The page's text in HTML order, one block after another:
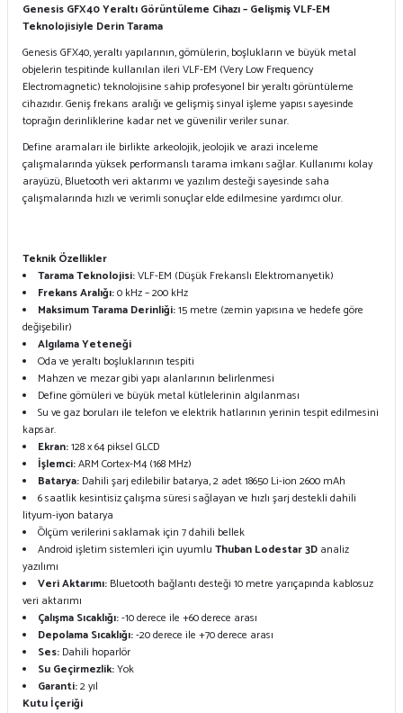
Genesis GFX40 Yeraltı Görüntüleme Cihazı – Gelişmiş VLF-EM
Teknolojisiyle Derin Tarama
Genesis GFX40, yeraltı yapılarının, gömülerin, boşlukların ve büyük metal
objelerin tespitinde kullanılan ileri VLF-EM (Very Low Frequency
Electromagnetic) teknolojisine sahip profesyonel bir yeraltı görüntüleme
cihazıdır. Geniş frekans aralığı ve gelişmiş sinyal işleme yapısı sayesinde
toprağın derinliklerine kadar net ve güvenilir veriler sunar.
Define aramaları ile birlikte arkeolojik, jeolojik ve arazi inceleme
çalışmalarında yüksek performanslı tarama imkanı sağlar. Kullanımı kolay
arayüzü, Bluetooth veri aktarımı ve yazılım desteği sayesinde saha
çalışmalarında hızlı ve verimli sonuçlar elde edilmesine yardımcı olur.
Teknik Özellikler
Tarama Teknolojisi:VLF-EM (Düşük Frekanslı Elektromanyetik)
Frekans Aralığı:0 kHz – 200 kHz
Maksimum Tarama Derinliği:15 metre (zemin yapısına ve hedefe göre
değişebilir)
Algılama Yeteneği
Oda ve yeraltı boşluklarının tespiti
Mahzen ve mezar gibi yapı alanlarının belirlenmesi
Define gömüleri ve büyük metal kütlelerinin algılanması
Su ve gaz boruları ile telefon ve elektrik hatlarının yerinin tespit edilmesini
kapsar.
Ekran:128 x 64 piksel GLCD
İşlemci:ARM Cortex-M4 (168 MHz)
Batarya:Dahili şarj edilebilir batarya, 2 adet 18650 Li-ion 2600 mAh
6 saatlik kesintisiz çalışma süresi sağlayan ve hızlı şarj destekli dahili
lityum-iyon batarya
Ölçüm verilerini saklamak için 7 dahili bellek
Android işletim sistemleri için uyumlu Thuban Lodestar 3D analiz
yazılımı
Veri Aktarımı:Bluetooth bağlantı desteği 10 metre yarıçapında kablosuz
veri aktarımı
Çalışma Sıcaklığı:-10 derece ile +60 derece arası
Depolama Sıcaklığı:-20 derece ile +70 derece arası
Ses:Dahili hoparlör
Su Geçirmezlik:Yok
Garanti:2 yıl
Kutu İçeriği